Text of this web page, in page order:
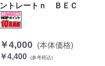
ントレートｎ ＢＥＣ
￥4,000
(本体価格)
￥4,400
(参考税込)